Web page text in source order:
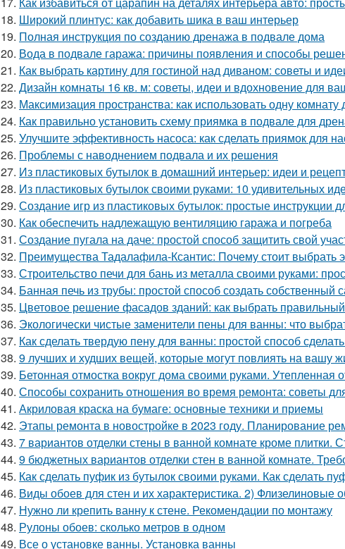
18. Широкий плинтус: как добавить шика в ваш интерьер
19. Полная инструкция по созданию дренажа в подвале дома
20. Вода в подвале гаража: причины появления и способы
21. Как выбрать картину для гостиной над диваном: советы и
22. Дизайн комнаты 16 кв. м: советы, идеи и вдохновение для
23. Максимизация пространства: как использовать одну комнату
24. Как правильно установить схему приямка в подвале для
25. Улучшите эффективность насоса: как сделать приямок для
26. Проблемы с наводнением подвала и их решения
27. Из пластиковых бутылок в домашний интерьер: идеи и
28. Из пластиковых бутылок своими руками: 10 удивительных
29. Создание игр из пластиковых бутылок: простые инструкции
30. Как обеспечить надлежащую вентиляцию гаража и погреба
31. Создание пугала на даче: простой способ защитить свой
32. Преимущества Тадалафила-Ксантис: Почему стоит выбрать
33. Строительство печи для бань из металла своими руками:
34. Банная печь из трубы: простой способ создать собственный
35. Цветовое решение фасадов зданий: как выбрать
36. Экологически чистые заменители пены для ванны: что
37. Как сделать твердую пену для ванны: простой способ
38. 9 лучших и худших вещей, которые могут повлиять на вашу
39. Бетонная отмостка вокруг дома своими руками. Утепленная
40. Способы сохранить отношения во время ремонта: советы
41. Акриловая краска на бумаге: основные техники и приемы
42. Этапы ремонта в новостройке в 2023 году. Планирование
43. 7 вариантов отделки стены в ванной комнате кроме плитки.
44. 9 бюджетных вариантов отделки стен в ванной комнате.
45. Как сделать пуфик из бутылок своими руками. Как сделать
46. Виды обоев для стен и их характеристика. 2) Флизелиновые
47. Нужно ли крепить ванну к стене. Рекомендации по монтажу
48. Рулоны обоев: сколько метров в одном
49. Все о установке ванны. Установка ванны